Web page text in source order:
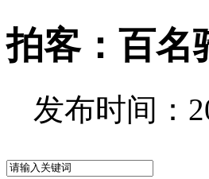
拍客：百名
发布时间：